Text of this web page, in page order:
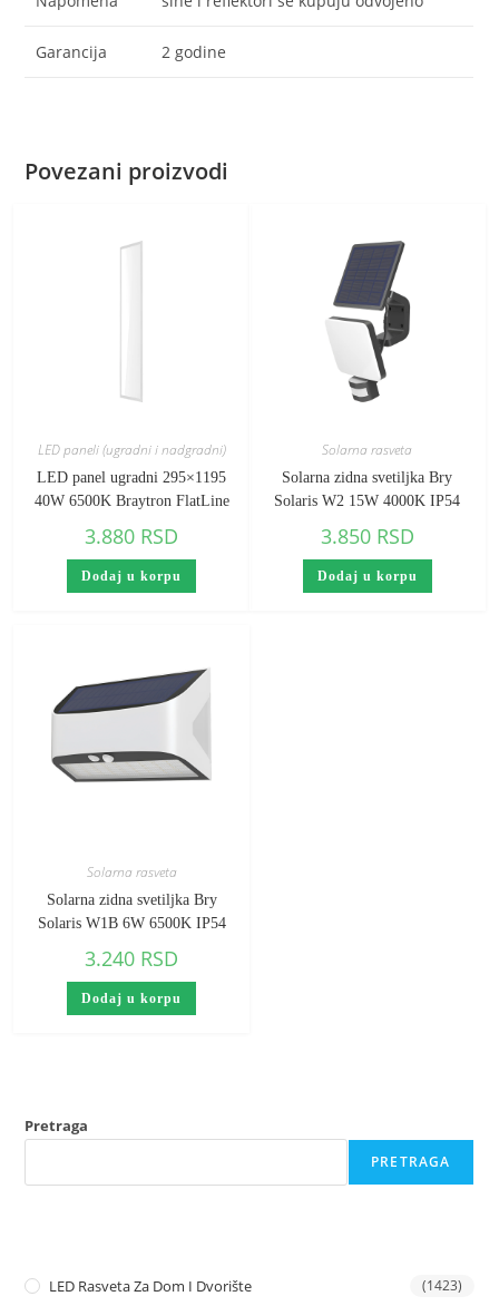
Garancija 2 godine
Povezani proizvodi
LED paneli (ugradni i nadgradni)
LED panel ugradni 295×1195
40W 6500K Braytron FlatLine
3.880 RSD
Dodaj u korpu
Solarna rasveta
Solarna zidna svetiljka Bry
Solaris W2 15W 4000K IP54
3.850 RSD
Dodaj u korpu
Solarna rasveta
Solarna zidna svetiljka Bry
Solaris W1B 6W 6500K IP54
3.240 RSD
Dodaj u korpu
Pretraga
PRETRAGA
LED Rasveta Za Dom I Dvorište (1423)